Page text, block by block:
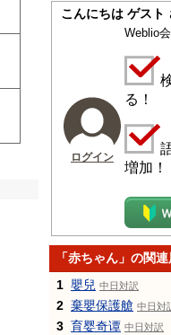
こんにちは ゲスト
ログイン
Weblio
る！
増加！
「赤ちゃん」の関
1 嬰兒 中日対訳
2 棄嬰保護艙 中日対
3 育婴奇谭 中日対訳